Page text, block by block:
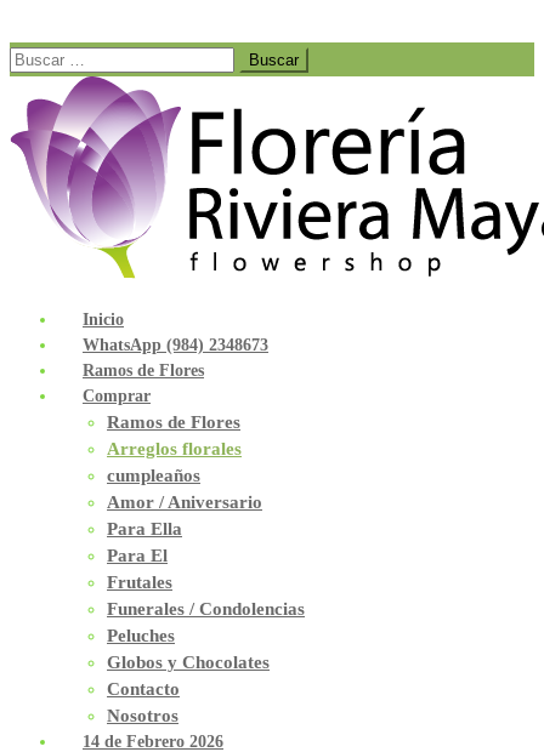
Buscar:
Inicio
WhatsApp (984) 2348673
Ramos de Flores
Comprar
Ramos de Flores
Arreglos florales
cumpleaños
Amor / Aniversario
Para Ella
Para El
Frutales
Funerales / Condolencias
Peluches
Globos y Chocolates
Contacto
Nosotros
14 de Febrero 2026